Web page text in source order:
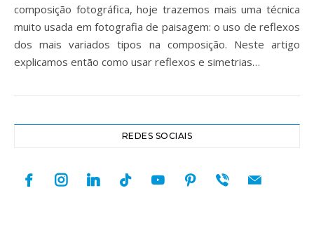
composição fotográfica, hoje trazemos mais uma técnica
muito usada em fotografia de paisagem: o uso de reflexos
dos mais variados tipos na composição. Neste artigo
explicamos então como usar reflexos e simetrias…
REDES SOCIAIS
facebookinstagramlinkedintiktok youtubepinterest
viber mail